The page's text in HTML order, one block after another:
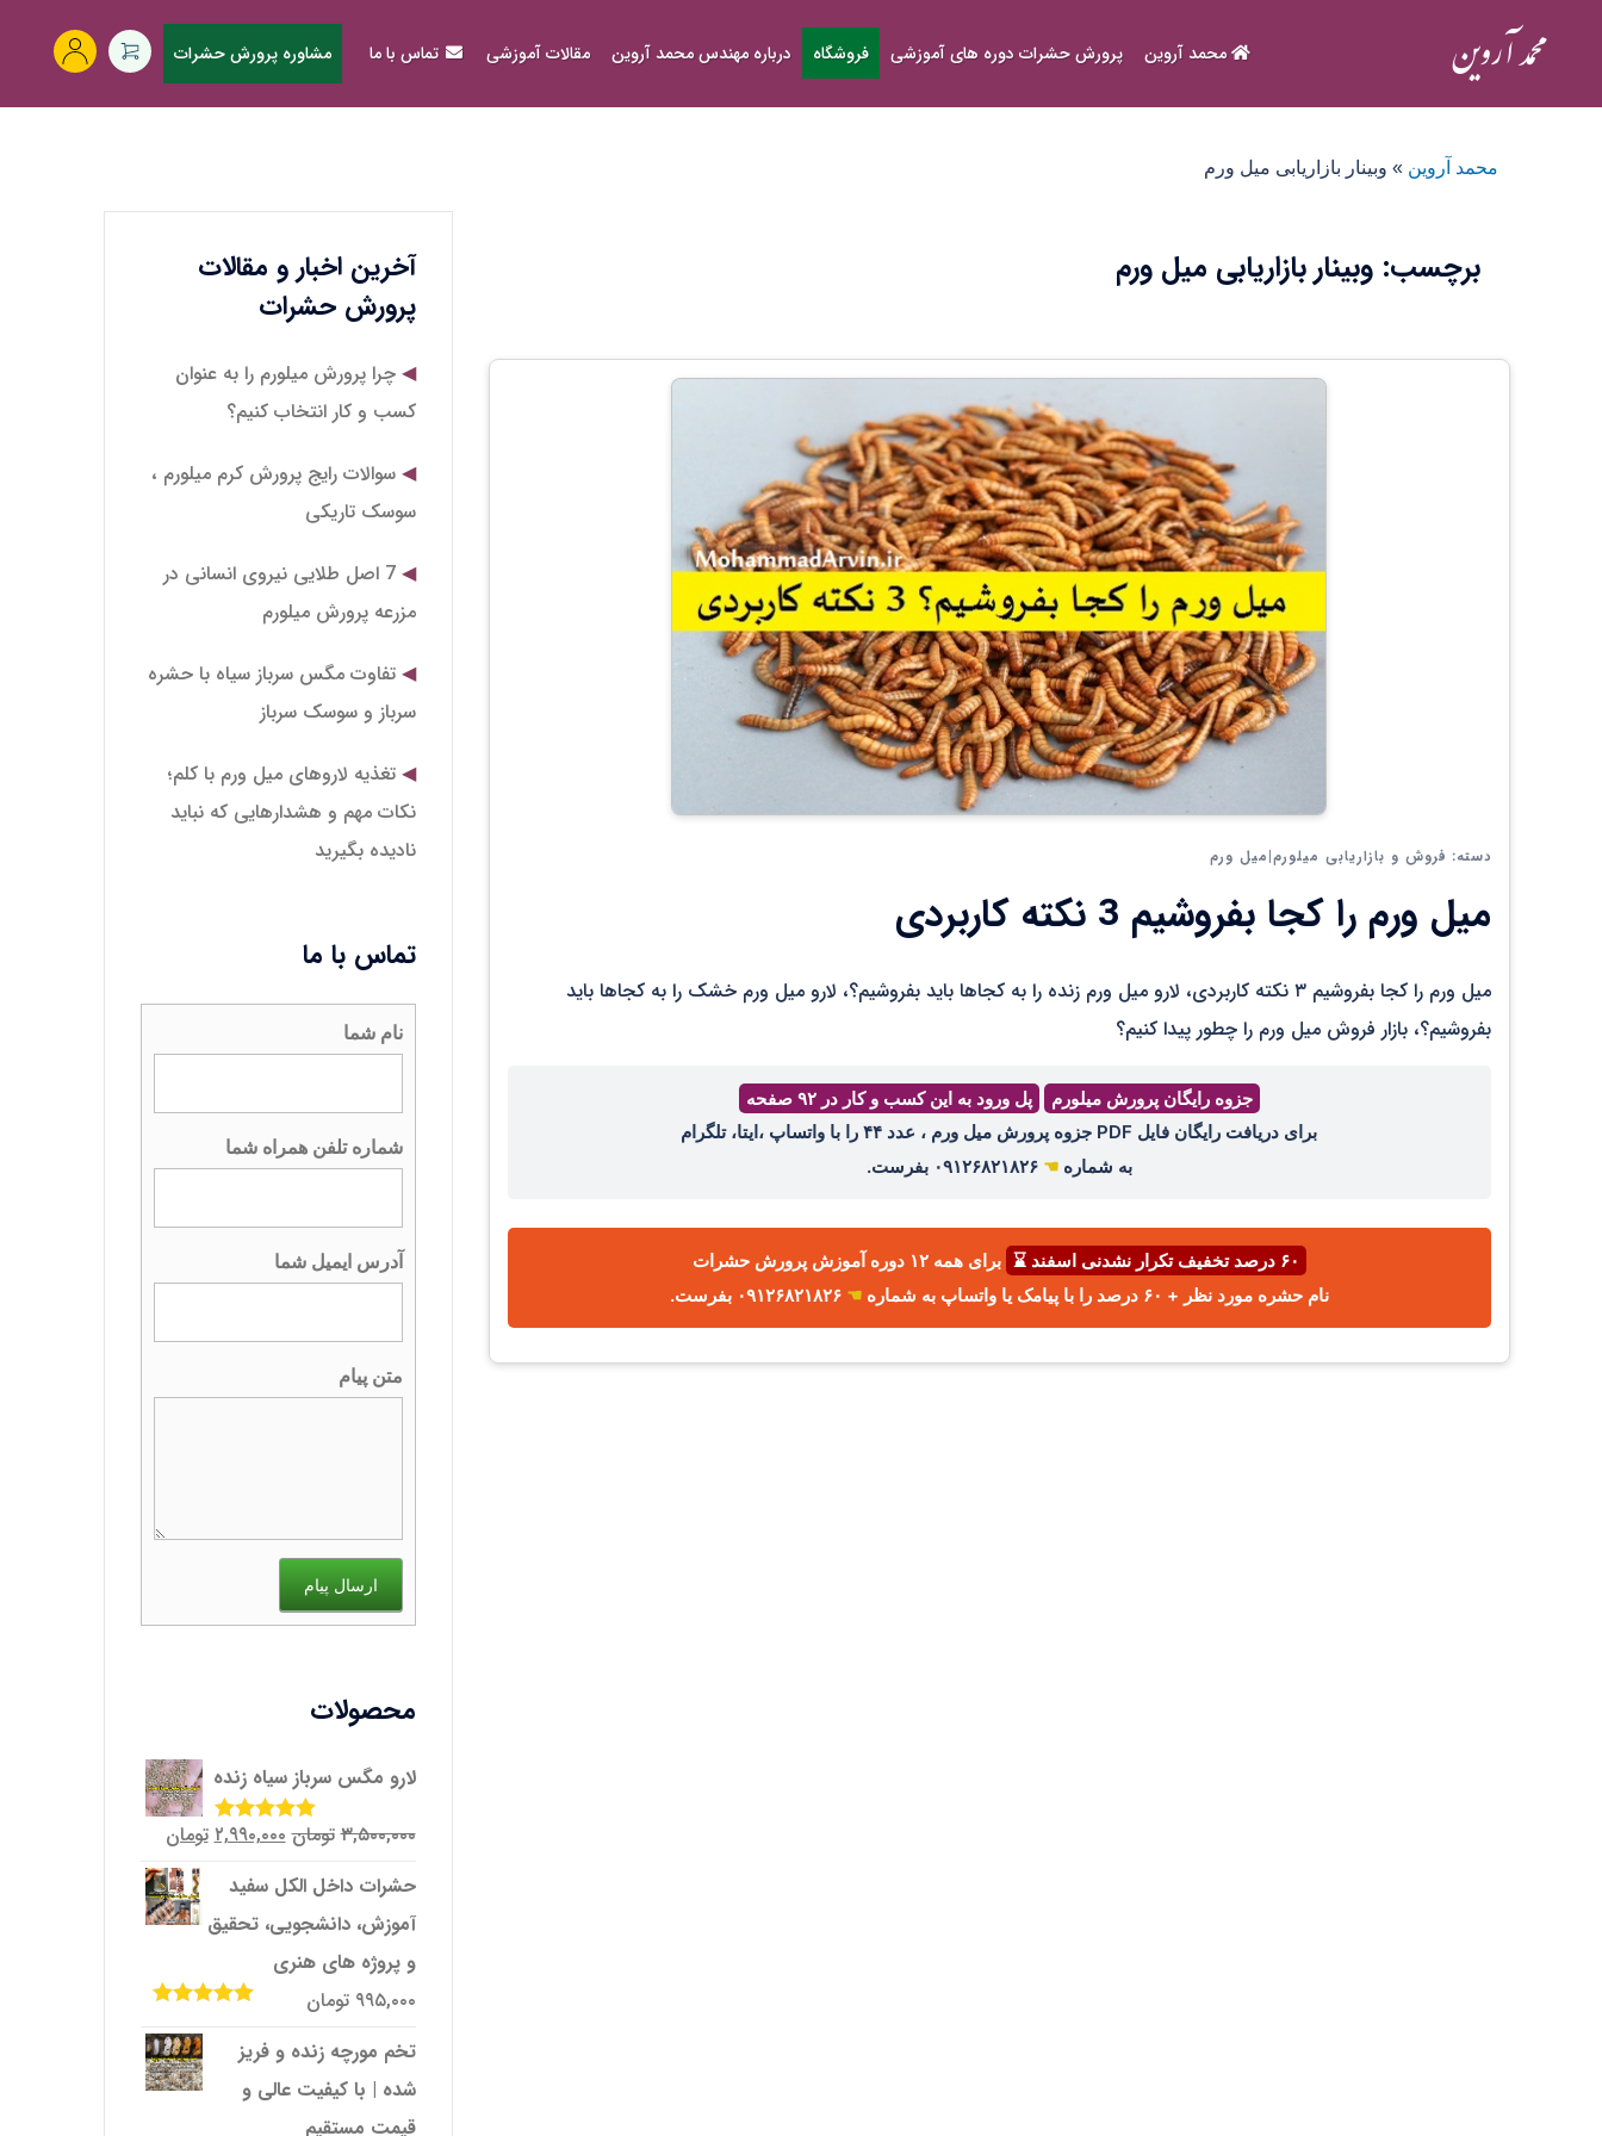
محمد آروین پرورش حشرات دوره های آموزشی فروشگاه درباره مهندس محمد آروین مقالات آموزشی تماس با ما مشاوره پرورش حشرات
محمد آروین » وبینار بازاریابی میل ورم
برچسب: وبینار بازاریابی میل ورم
دسته: فروش و بازاریابی میلورم|میل ورم
میل ورم را کجا بفروشیم 3 نکته کاربردی
میل ورم را کجا بفروشیم ۳ نکته کاربردی، لارو میل ورم زنده را به کجاها باید بفروشیم؟، لارو میل ورم خشک را به کجاها باید
بفروشیم؟، بازار فروش میل ورم را چطور پیدا کنیم؟
جزوه رایگان پرورش میلورم
پل ورود به این کسب و کار در ۹۲ صفحه
برای دریافت رایگان فایل PDF جزوه پرورش میل ورم ، عدد ۴۴ را با واتساپ ،ایتا، تلگرام
به شماره☚ ۰۹۱۲۶۸۲۱۸۲۶ بفرست.
۶۰ درصد تخفیف تکرار نشدنی اسفند ⌛
برای همه ۱۲ دوره آموزش پرورش حشرات
نام حشره مورد نظر + ۶۰ درصد را با پیامک یا واتساپ به شماره
☚ ۰۹۱۲۶۸۲۱۸۲۶ بفرست.
آخرین اخبار و مقالات
پرورش حشرات
چرا پرورش میلورم را به عنوان
کسب و کار انتخاب کنیم؟
سوالات رایج پرورش کرم میلورم ،
سوسک تاریکی
7 اصل طلایی نیروی انسانی در
مزرعه پرورش میلورم
تفاوت مگس سرباز سیاه با حشره
سرباز و سوسک سرباز
تغذیه لاروهای میل‌ ورم با کلم؛
نکات مهم و هشدارهایی که نباید
نادیده بگیرید
تماس با ما
نام شما
شماره تلفن همراه شما
آدرس ایمیل شما
متن پیام
ارسال پیام
محصولات
لارو مگس سرباز سیاه زنده
امتیاز5.00از
۳,۵۰۰,۰۰۰ تومانقیمت
اصلی
۳,۵۰۰,۰۰۰تومان
۲,۹۹۰,۰۰۰ تومان
فعلی
حشرات داخل الکل سفید
آموزش، دانشجویی، تحقیق
و پروژه‌ های هنری
۹۹۵,۰۰۰ تومان
تخم مورچه زنده و فریز
شده | با کیفیت عالی و
قیمت مستقیم